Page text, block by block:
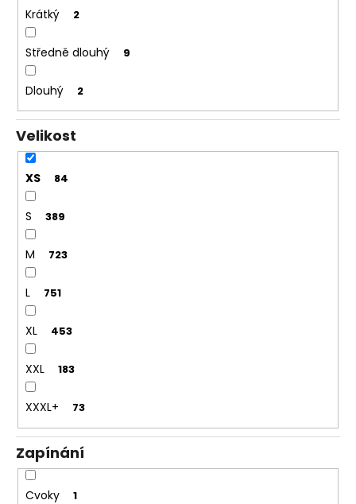
Krátký 2
Středně dlouhý 9
Dlouhý 2
Velikost
XS 84
S 389
M 723
L 751
XL 453
XXL 183
XXXL+ 73
Zapínání
Cvoky 1